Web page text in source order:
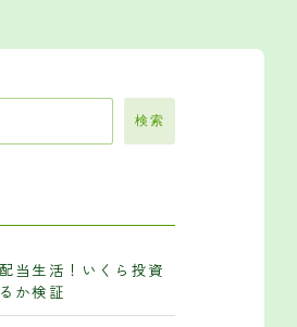
検索
当生活！いくら投資
か検証